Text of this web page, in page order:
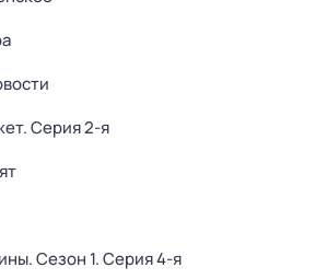
. Серия 2-я
. Сезон 1. Серия 4-я